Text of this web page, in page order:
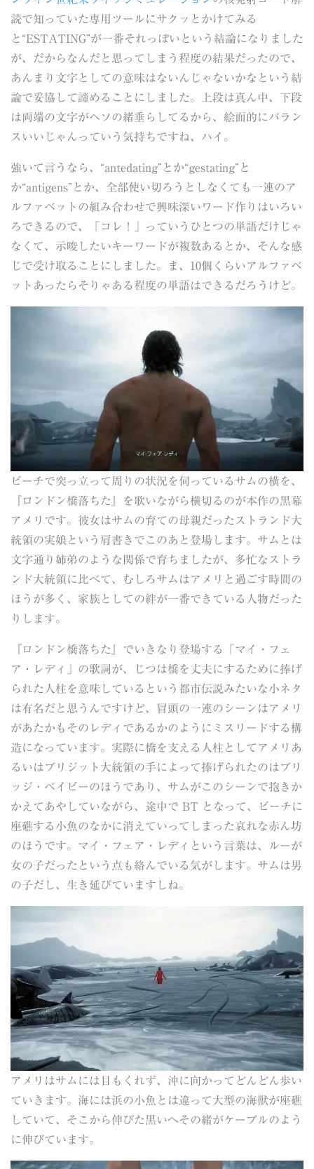
読で知っていた専用ツールにサクッとかけてみる
と“ESTATING”が一番それっぽいという結論になりました
が、だからなんだと思ってしまう程度の結果だったので、
あんまり文字としての意味はないんじゃないかなという結
論で妥協して諦めることにしました。上段は真ん中、下段
は両端の文字がヘソの緒垂らしてるから、絵面的にバラン
スいいじゃんっていう気持ちですね、ハイ。
強いて言うなら、“antedating”とか“gestating”と
か“antigens”とか、全部使い切ろうとしなくても一連のア
ルファベットの組み合わせで興味深いワード作りはいろい
ろできるので、「コレ！」っていうひとつの単語だけじゃ
なくて、示唆したいキーワードが複数あるとか、そんな感
じで受け取ることにしました。ま、10個くらいアルファベ
ットあったらそりゃある程度の単語はできるだろうけど。
ビーチで突っ立って周りの状況を伺っているサムの横を、
『ロンドン橋落ちた』を歌いながら横切るのが本作の黒幕
アメリです。彼女はサムの育ての母親だったストランド大
統領の実娘という肩書きでこのあと登場します。サムとは
文字通り姉弟のような関係で育ちましたが、多忙なストラ
ンド大統領に比べて、むしろサムはアメリと過ごす時間の
ほうが多く、家族としての絆が一番できている人物だった
りします。
『ロンドン橋落ちた』でいきなり登場する「マイ・フェ
ア・レディ」の歌詞が、じつは橋を丈夫にするために捧げ
られた人柱を意味しているという都市伝説みたいな小ネタ
は有名だと思うんですけど、冒頭の一連のシーンはアメリ
があたかもそのレディであるかのようにミスリードする構
造になっています。実際に橋を支える人柱としてアメリあ
るいはブリジット大統領の手によって捧げられたのはブリ
ッジ・ベイビーのほうであり、サムがこのシーンで抱きか
かえてあやしていながら、途中で BT となって、ビーチに
座礁する小魚のなかに消えていってしまった哀れな赤ん坊
のほうです。マイ・フェア・レディという言葉は、ルーが
女の子だったという点も絡んでいる気がします。サムは男
の子だし、生き延びていますしね。
アメリはサムには目もくれず、沖に向かってどんどん歩い
ていきます。海には浜の小魚とは違って大型の海獣が座礁
していて、そこから伸びた黒いへその緒がケーブルのよう
に伸びています。